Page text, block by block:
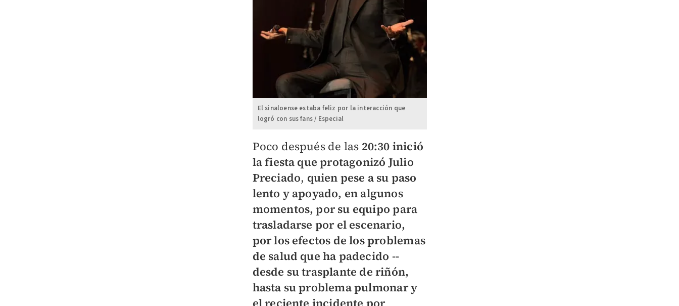
El sinaloense estaba feliz por la interacción que
logró con sus fans / Especial
Poco después de las 20:30 inició
la fiesta que protagonizó Julio
Preciado, quien pese a su paso
lento y apoyado, en algunos
momentos, por su equipo para
trasladarse por el escenario,
por los efectos de los problemas
de salud que ha padecido --
desde su trasplante de riñón,
hasta su problema pulmonar y
el reciente incidente por